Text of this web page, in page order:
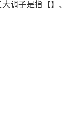
调子是指【】、